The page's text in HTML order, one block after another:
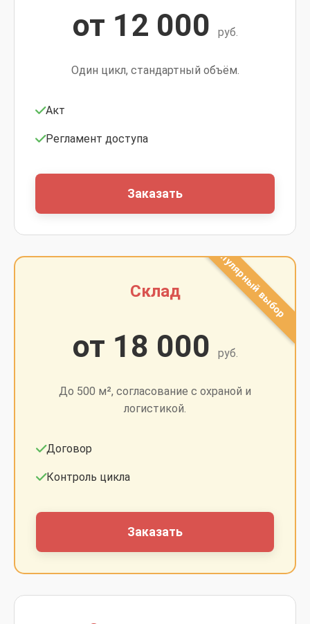
от 12 000 руб.
Один цикл, стандартный объём.
Акт
Регламент доступа
Заказать
Склад
от 18 000 руб.
До 500 м², согласование с охраной и
логистикой.
Договор
Контроль цикла
Заказать